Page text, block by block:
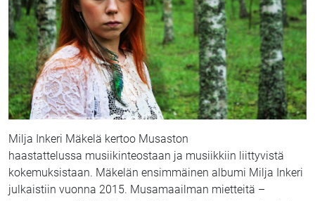
Milja Inkeri Mäkelä kertoo Musaston
haastattelussa musiikinteostaan ja musiikkiin liittyvistä
kokemuksistaan. Mäkelän ensimmäinen albumi Milja Inkeri
julkaistiin vuonna 2015. Musamaailman mietteitä –